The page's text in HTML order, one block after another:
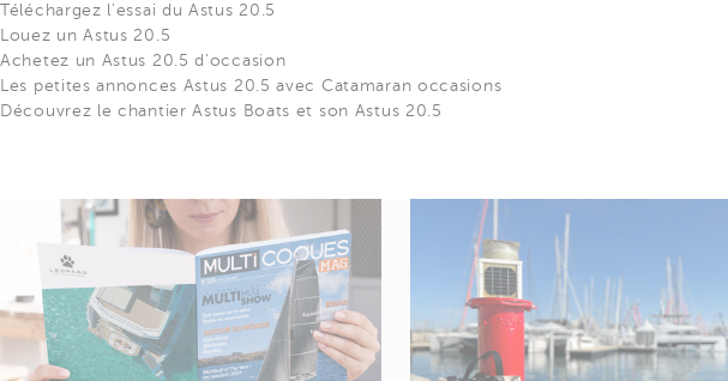
Téléchargez l'essai du Astus 20.5
Louez un Astus 20.5
Achetez un Astus 20.5 d'occasion
Les petites annonces Astus 20.5 avec Catamaran occasions
Découvrez le chantier Astus Boats et son Astus 20.5